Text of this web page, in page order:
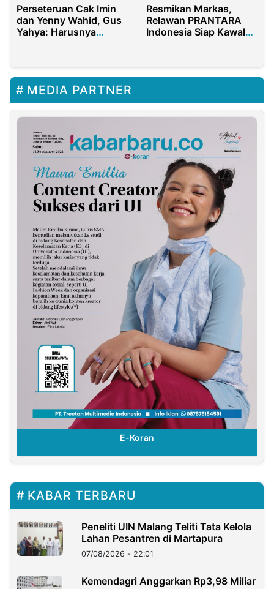
Perseteruan Cak Imin
dan Yenny Wahid, Gus
Yahya: Harusnya
Resmikan Markas,
Relawan PRANTARA
Indonesia Siap Kawal
MEDIA PARTNER
E-Koran
KABAR TERBARU
Peneliti UIN Malang Teliti Tata Kelola
Lahan Pesantren di Martapura
07/08/2026 - 22:01
Kemendagri Anggarkan Rp3,98 Miliar